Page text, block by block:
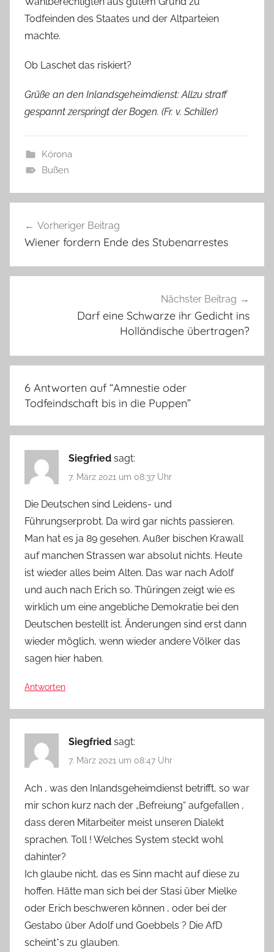
Todfeinden des Staates und der Altparteien
machte.
Ob Laschet das riskiert?
Grüße an den Inlandsgeheimdienst: Allzu straff
gespannt zerspringt der Bogen. (Fr. v. Schiller)
Kórona
Bußen
Vorheriger Beitrag
Wiener fordern Ende des Stubenarrestes
Nächster Beitrag
Darf eine Schwarze ihr Gedicht ins
Holländische übertragen?
6 Antworten auf “Amnestie oder
Todfeindschaft bis in die Puppen”
Siegfried sagt:
7. März 2021 um 08:37 Uhr
Die Deutschen sind Leidens- und
Führungserprobt. Da wird gar nichts passieren.
Man hat es ja 89 gesehen. Außer bischen Krawall
auf manchen Strassen war absolut nichts. Heute
ist wieder alles beim Alten. Das war nach Adolf
und auch nach Erich so. Thüringen zeigt wie es
wirklich um eine angebliche Demokratie bei den
Deutschen bestellt ist. Änderungen sind erst dann
wieder möglich, wenn wieder andere Völker das
sagen hier haben.
Antworten
Siegfried sagt:
7. März 2021 um 08:47 Uhr
Ach , was den Inlandsgeheimdienst betrifft, so war
mir schon kurz nach der „Befreiung“ aufgefallen ,
dass deren Mitarbeiter meist unseren Dialekt
sprachen. Toll ! Welches System steckt wohl
dahinter?
Ich glaube nicht, das es Sinn macht auf diese zu
hoffen. Hätte man sich bei der Stasi über Mielke
oder Erich beschweren können , oder bei der
Gestabo über Adolf und Goebbels ? Die AfD
scheint*s zu glauben.